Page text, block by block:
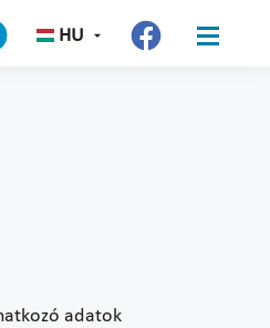
HU
adatok